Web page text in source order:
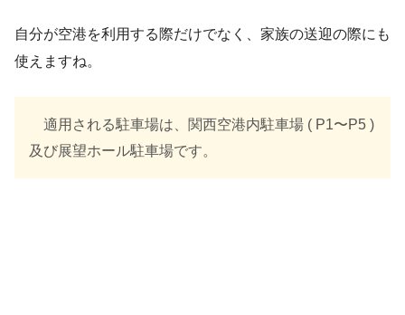
自分が空港を利用する際だけでなく、家族の送迎の際にも
使えますね。
適用される駐車場は、関西空港内駐車場 ( P1〜P5 )
及び展望ホール駐車場です。